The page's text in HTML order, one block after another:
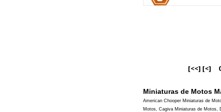
[<<] [<]
Miniaturas de Motos
American Chooper Miniaturas de
Motos, Cagiva Miniaturas de Motos,